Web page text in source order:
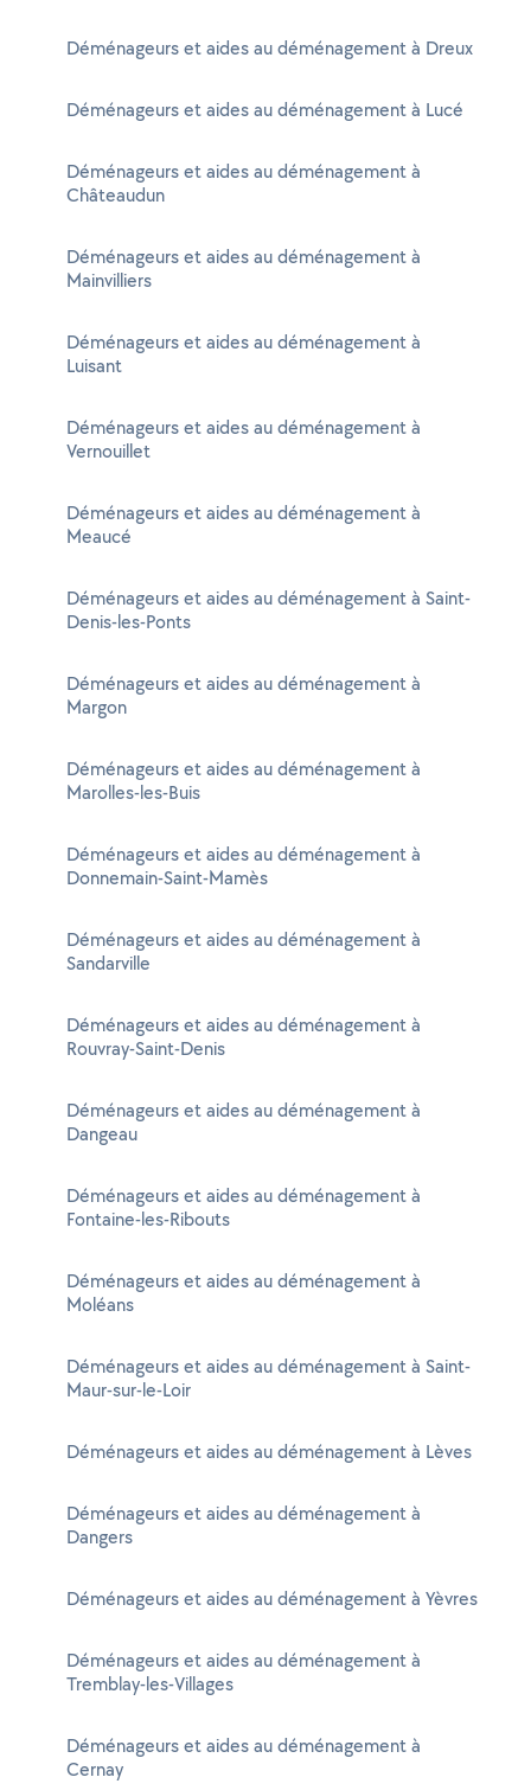
Déménageurs et aides au déménagement à Dreux
Déménageurs et aides au déménagement à Lucé
Déménageurs et aides au déménagement à
Châteaudun
Déménageurs et aides au déménagement à
Mainvilliers
Déménageurs et aides au déménagement à
Luisant
Déménageurs et aides au déménagement à
Vernouillet
Déménageurs et aides au déménagement à
Meaucé
Déménageurs et aides au déménagement à Saint-
Denis-les-Ponts
Déménageurs et aides au déménagement à
Margon
Déménageurs et aides au déménagement à
Marolles-les-Buis
Déménageurs et aides au déménagement à
Donnemain-Saint-Mamès
Déménageurs et aides au déménagement à
Sandarville
Déménageurs et aides au déménagement à
Rouvray-Saint-Denis
Déménageurs et aides au déménagement à
Dangeau
Déménageurs et aides au déménagement à
Fontaine-les-Ribouts
Déménageurs et aides au déménagement à
Moléans
Déménageurs et aides au déménagement à Saint-
Maur-sur-le-Loir
Déménageurs et aides au déménagement à Lèves
Déménageurs et aides au déménagement à
Dangers
Déménageurs et aides au déménagement à Yèvres
Déménageurs et aides au déménagement à
Tremblay-les-Villages
Déménageurs et aides au déménagement à
Cernay